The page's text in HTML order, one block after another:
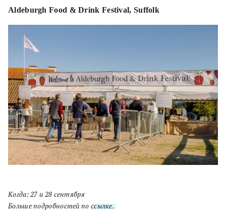
Aldeburgh Food & Drink Festival, Suffolk
Когда: 27 и 28 сентября
Больше подробностей по ссылке.